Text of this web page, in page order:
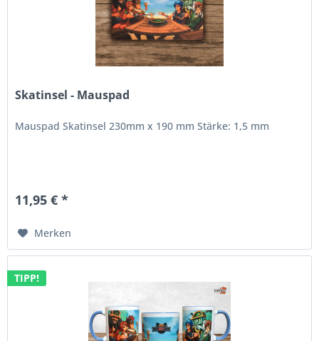
Skatinsel - Mauspad
Mauspad Skatinsel 230mm x 190 mm Stärke: 1,5 mm
11,95 € *
Merken
TIPP!